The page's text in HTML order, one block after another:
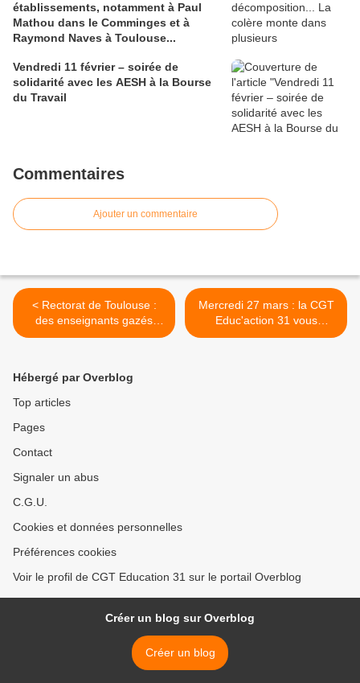
établissements, notamment à Paul
Mathou dans le Comminges et à
Raymond Naves à Toulouse...
Vendredi 11 février – soirée de
solidarité avec les AESH à la Bourse
du Travail
Commentaires
Ajouter un commentaire
< Rectorat de Toulouse :
des enseignants gazés
sans sommation !
Mercredi 27 mars : la CGT
Educ'action 31 vous
présente Ayotzinapa à
Hébergé par Overblog
Top articles
Pages
Contact
Signaler un abus
C.G.U.
Cookies et données personnelles
Préférences cookies
Voir le profil de CGT Education 31 sur le portail Overblog
Créer un blog sur Overblog
Créer un blog